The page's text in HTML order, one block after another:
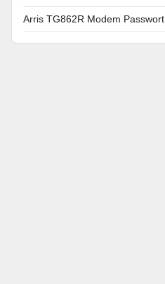
Arris TG862R Modem Passwort